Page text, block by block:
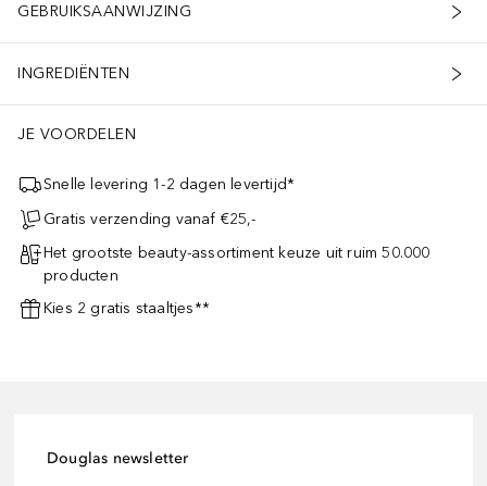
GEBRUIKSAANWIJZING
INGREDIËNTEN
JE VOORDELEN
Snelle levering 1-2 dagen levertijd*
Gratis verzending vanaf €25,-
Het grootste beauty-assortiment keuze uit ruim 50.000
producten
Kies 2 gratis staaltjes**
Douglas newsletter